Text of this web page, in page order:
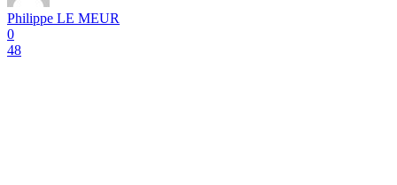
Philippe LE MEUR
0
48